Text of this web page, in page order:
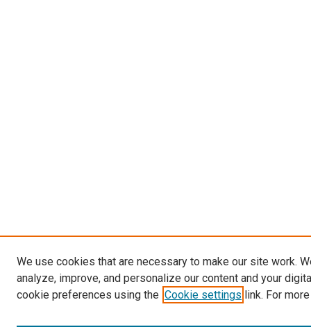
We use cookies that are necessary to make our site work.
analyze, improve, and personalize our content and your
cookie preferences using the Cookie settings link. For